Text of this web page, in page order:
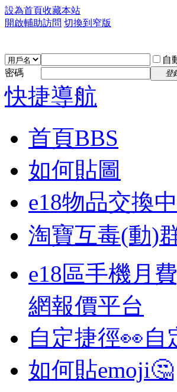
設為首頁收藏本站
開啟輔助訪問 切換到窄版
自
密碼
登
快捷導航
首頁BBS
如何貼圖
e18物品交換
淘寶互毒(動)
e18區手機月
網報價平台
自定捷徑👀自
如何貼emoji🤔